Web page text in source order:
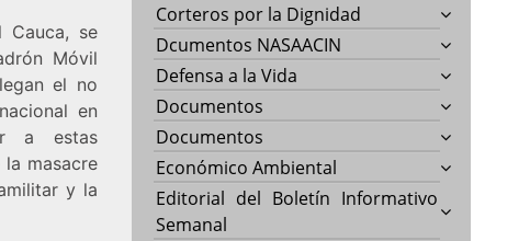
Cauca, se
Móvil
el no
en
a estas
masacre
y la
Corteros por la Dignidad
Dcumentos NASAACIN
Defensa a la Vida
Documentos
Documentos
Económico Ambiental
Editorial del Boletín Informativo
Semanal